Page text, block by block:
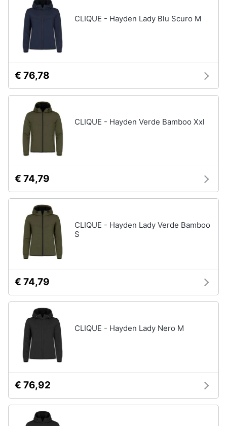
CLIQUE - Hayden Lady Blu Scuro M
€ 76,78
CLIQUE - Hayden Verde Bamboo Xxl
€ 74,79
CLIQUE - Hayden Lady Verde Bamboo
S
€ 74,79
CLIQUE - Hayden Lady Nero M
€ 76,92